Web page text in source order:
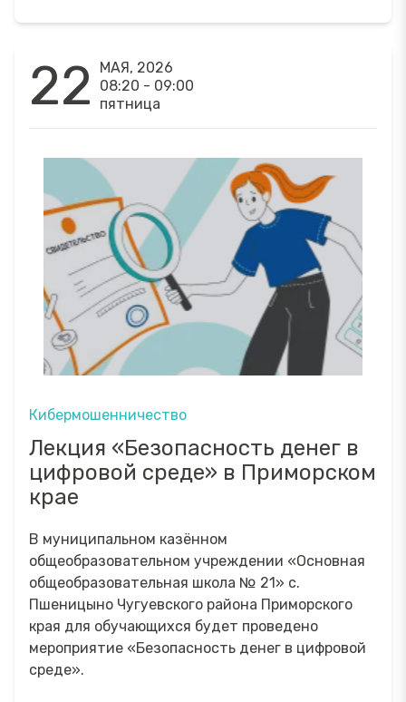
22
МАЯ, 2026
08:20 - 09:00
пятница
Кибермошенничество
Лекция «Безопасность денег в
цифровой среде» в Приморском
крае
В муниципальном казённом
общеобразовательном учреждении «Основная
общеобразовательная школа № 21» с.
Пшеницыно Чугуевского района Приморского
края для обучающихся будет проведено
мероприятие «Безопасность денег в цифровой
среде».